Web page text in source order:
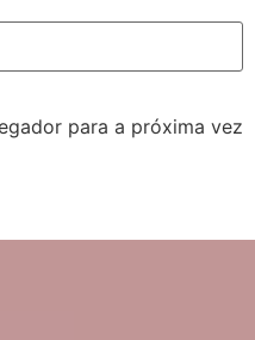
para a próxima vez